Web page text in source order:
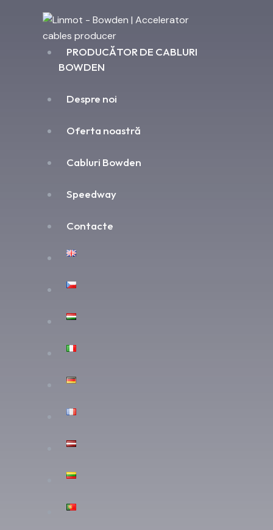
PRODUCĂTOR DE CABLURI
BOWDEN
Despre noi
Oferta noastră
Cabluri Bowden
Speedway
Contacte